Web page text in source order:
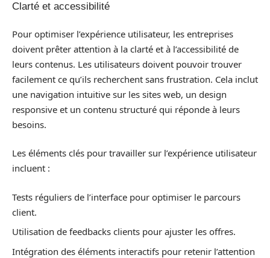
Clarté et accessibilité
Pour optimiser l’expérience utilisateur, les entreprises
doivent prêter attention à la clarté et à l’accessibilité de
leurs contenus. Les utilisateurs doivent pouvoir trouver
facilement ce qu’ils recherchent sans frustration. Cela inclut
une navigation intuitive sur les sites web, un design
responsive et un contenu structuré qui réponde à leurs
besoins.
Les éléments clés pour travailler sur l’expérience utilisateur
incluent :
Tests réguliers de l’interface pour optimiser le parcours
client.
Utilisation de feedbacks clients pour ajuster les offres.
Intégration des éléments interactifs pour retenir l’attention